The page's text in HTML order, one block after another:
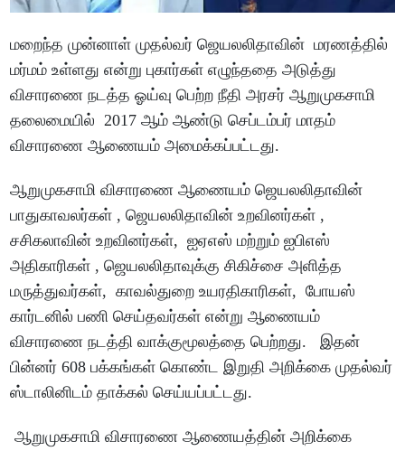
மறைந்த முன்னாள் முதல்வர் ஜெயலலிதாவின் மரணத்தில்
மர்மம் உள்ளது என்று புகார்கள் எழுந்ததை அடுத்து
விசாரணை நடத்த ஓய்வு பெற்ற நீதி அரசர் ஆறுமுகசாமி
தலைமையில் 2017 ஆம் ஆண்டு செப்டம்பர் மாதம்
விசாரணை ஆணையம் அமைக்கப்பட்டது.
ஆறுமுகசாமி விசாரணை ஆணையம் ஜெயலலிதாவின்
பாதுகாவலர்கள் , ஜெயலலிதாவின் உறவினர்கள் ,
சசிகலாவின் உறவினர்கள், ஐஏஎஸ் மற்றும் ஐபிஎஸ்
அதிகாரிகள் , ஜெயலலிதாவுக்கு சிகிச்சை அளித்த
மருத்துவர்கள், காவல்துறை உயரதிகாரிகள், போயஸ்
கார்டனில் பணி செய்தவர்கள் என்று ஆணையம்
விசாரணை நடத்தி வாக்குமூலத்தை பெற்றது. இதன்
பின்னர் 608 பக்கங்கள் கொண்ட இறுதி அறிக்கை முதல்வர்
ஸ்டாலினிடம் தாக்கல் செய்யப்பட்டது.
ஆறுமுகசாமி விசாரணை ஆணையத்தின் அறிக்கை